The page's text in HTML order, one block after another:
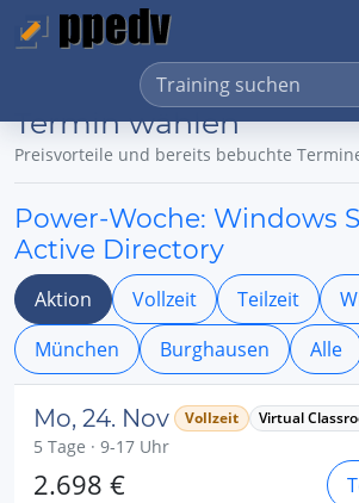
Termin wählen
Preisvorteile und bereits bebuchte
Power-Woche: Windows
Active Directory
Aktion Vollzeit Teilzeit
München
Burghausen Alle
Mo, 24. Nov Vollzeit Virtual
5 Tage · 9-17 Uhr
2.698 €